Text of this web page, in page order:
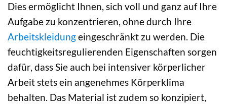
Dies ermöglicht Ihnen, sich voll und ganz auf Ihre
Aufgabe zu konzentrieren, ohne durch Ihre
Arbeitskleidungeingeschränkt zu werden. Die
feuchtigkeitsregulierenden Eigenschaften sorgen
dafür, dass Sie auch bei intensiver körperlicher
Arbeit stets ein angenehmes Körperklima
behalten. Das Material ist zudem so konzipiert,